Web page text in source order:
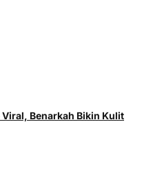
Benarkah Bikin Kulit